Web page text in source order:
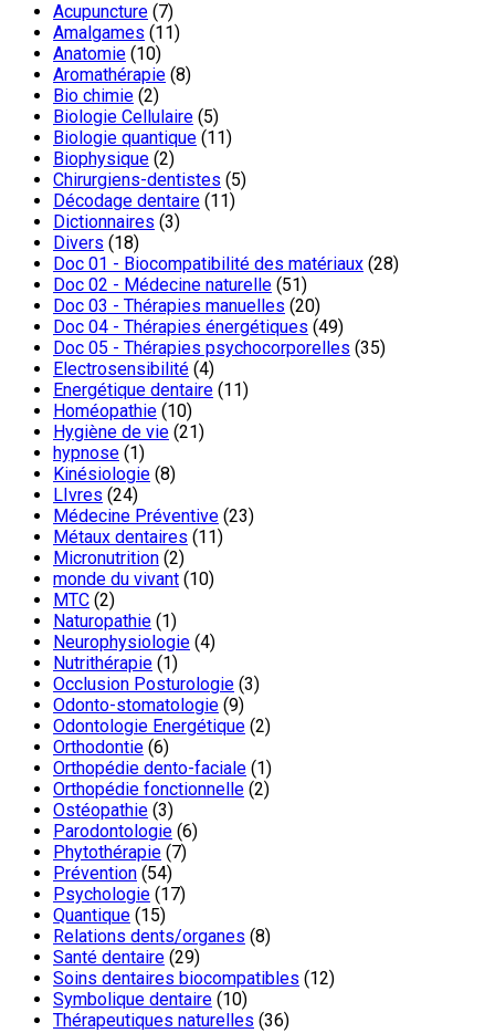
Acupuncture (7)
Amalgames (11)
Anatomie (10)
Aromathérapie (8)
Bio chimie (2)
Biologie Cellulaire (5)
Biologie quantique (11)
Biophysique (2)
Chirurgiens-dentistes (5)
Décodage dentaire (11)
Dictionnaires (3)
Divers (18)
Doc 01 - Biocompatibilité des matériaux (28)
Doc 02 - Médecine naturelle (51)
Doc 03 - Thérapies manuelles (20)
Doc 04 - Thérapies énergétiques (49)
Doc 05 - Thérapies psychocorporelles (35)
Electrosensibilité (4)
Energétique dentaire (11)
Homéopathie (10)
Hygiène de vie (21)
hypnose (1)
Kinésiologie (8)
LIvres (24)
Médecine Préventive (23)
Métaux dentaires (11)
Micronutrition (2)
monde du vivant (10)
MTC (2)
Naturopathie (1)
Neurophysiologie (4)
Nutrithérapie (1)
Occlusion Posturologie (3)
Odonto-stomatologie (9)
Odontologie Energétique (2)
Orthodontie (6)
Orthopédie dento-faciale (1)
Orthopédie fonctionnelle (2)
Ostéopathie (3)
Parodontologie (6)
Phytothérapie (7)
Prévention (54)
Psychologie (17)
Quantique (15)
Relations dents/organes (8)
Santé dentaire (29)
Soins dentaires biocompatibles (12)
Symbolique dentaire (10)
Thérapeutiques naturelles (36)